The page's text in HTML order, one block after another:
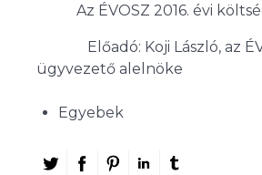
Az ÉVOSZ 2016. évi
Előadó: Koji László, az
ügyvezető alelnöke
Egyebek